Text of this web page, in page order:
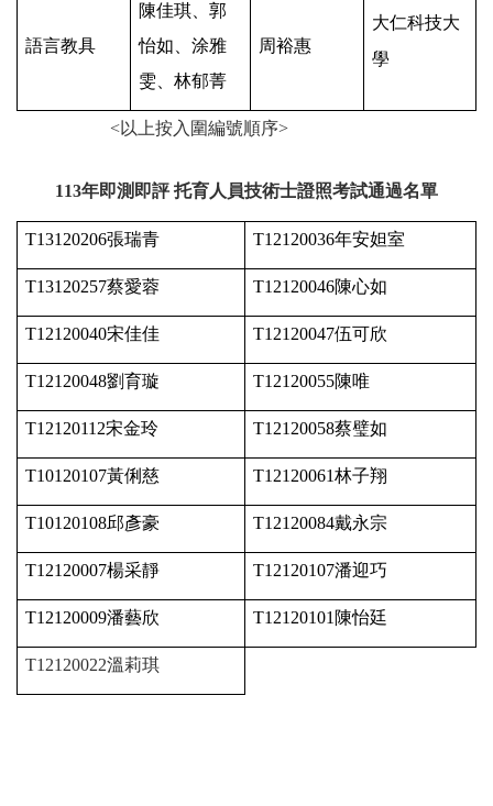
語言教具
陳佳琪、郭
怡如、涂雅
雯、林郁菁
周裕惠
大仁科技大
學
<以上按入圍編號順序>
113年即測即評 托育人員技術士證照考試通過名單
T13120206張瑞青 T12120036年安妲室
T13120257蔡愛蓉 T12120046陳心如
T12120040宋佳佳 T12120047伍可欣
T12120048劉育璇 T12120055陳唯
T12120112宋金玲 T12120058蔡璧如
T10120107黃俐慈 T12120061林子翔
T10120108邱彥豪 T12120084戴永宗
T12120007楊采靜 T12120107潘迎巧
T12120009潘藝欣 T12120101 陳怡廷
T12120022溫莉琪